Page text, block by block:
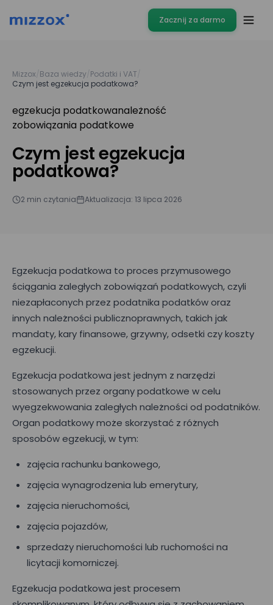
Zacznij za darmo
Mizzox Baza wiedzy Podatki i VAT
Czym jest egzekucja podatkowa?
egzekucja podatkowanależność
zobowiązania podatkowe
Czym jest egzekucja
podatkowa?
2 min czytania Aktualizacja: 13 lipca 2026
Egzekucja podatkowa to proces przymusowego
ściągania zaległych zobowiązań podatkowych, czyli
niezapłaconych przez podatnika podatków oraz
innych należności publicznoprawnych, takich jak
mandaty, kary finansowe, grzywny, odsetki czy koszty
egzekucji.
Egzekucja podatkowa jest jednym z narzędzi
stosowanych przez organy podatkowe w celu
wyegzekwowania zaległych należności od podatników.
Organ podatkowy może skorzystać z różnych
sposobów egzekucji, w tym:
zajęcia rachunku bankowego,
zajęcia wynagrodzenia lub emerytury,
zajęcia nieruchomości,
zajęcia pojazdów,
sprzedaży nieruchomości lub ruchomości na
licytacji komorniczej.
Egzekucja podatkowa jest procesem